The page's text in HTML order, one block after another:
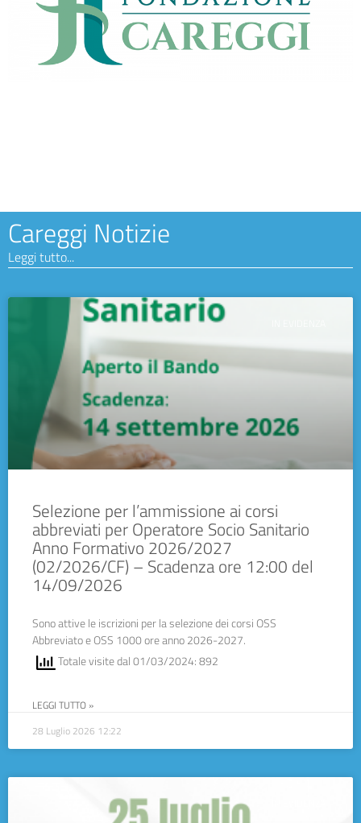
Careggi Notizie
Leggi tutto...
Selezione per l’ammissione ai corsi
abbreviati per Operatore Socio Sanitario
Anno Formativo 2026/2027
(02/2026/CF) – Scadenza ore 12:00 del
14/09/2026
Sono attive le iscrizioni per la selezione dei corsi OSS
Abbreviato e OSS 1000 ore anno 2026-2027.
Totale visite dal 01/03/2024: 892
LEGGI TUTTO »
28 Luglio 2026 12:22